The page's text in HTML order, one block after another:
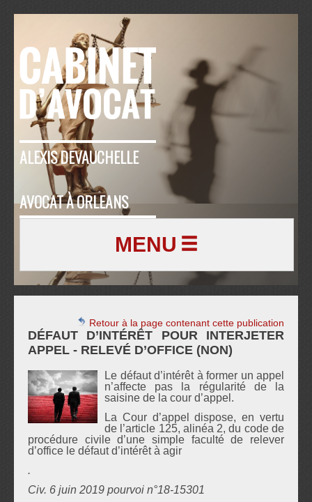
ALEXIS DEVAUCHELLE
AVOCAT À ORLEANS
MENU
Retour à la page contenant cette publication
DÉFAUT D’INTÉRÊT POUR INTERJETER
APPEL - RELEVÉ D’OFFICE (NON)
Le défaut d’intérêt à former un appel
n’affecte pas la régularité de la
saisine de la cour d’appel.
La Cour d’appel dispose, en vertu
de l’article 125, alinéa 2, du code de
procédure civile d’une simple faculté de relever
d’office le défaut d’intérêt à agir
.
Civ. 6 juin 2019 pourvoi n°18-15301